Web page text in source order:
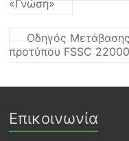
«Γνώση»
Οδηγός
προτύπου FSSC
Επικοινωνία